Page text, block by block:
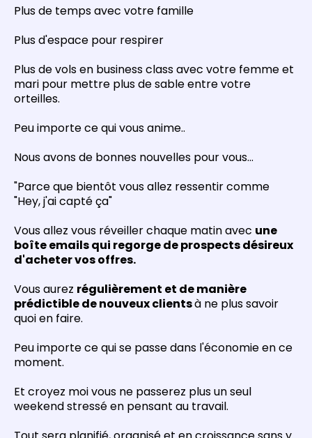
Plus de temps avec votre famille
Plus d'espace pour respirer
Plus de vols en business class avec votre femme et
mari pour mettre plus de sable entre votre
orteilles.
Peu importe ce qui vous anime..
Nous avons de bonnes nouvelles pour vous...
"Parce que bientôt vous allez ressentir comme
"Hey, j'ai capté ça"
Vous allez vous réveiller chaque matin avec une
boîte emails qui regorge de prospects désireux
d'acheter vos offres.
Vous aurez régulièrement et de manière
prédictible de nouveux clientsà ne plus savoir
quoi en faire.
Peu importe ce qui se passe dans l'économie en ce
moment.
Et croyez moi vous ne passerez plus un seul
weekend stressé en pensant au travail.